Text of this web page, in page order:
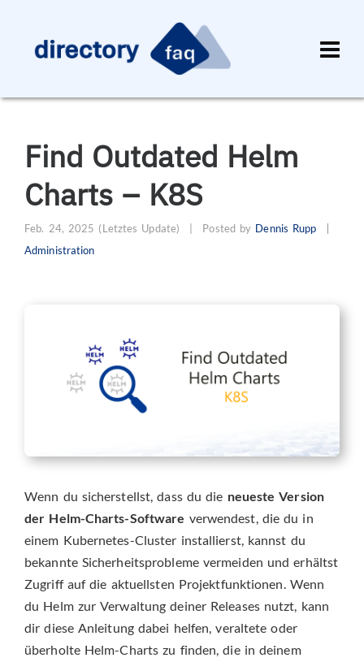
Find Outdated Helm
Charts – K8S
Feb. 24, 2025 (Letztes Update) Posted by Dennis Rupp
Administration
Wenn du sicherstellst, dass du die neueste Version
der Helm-Charts-Software verwendest, die du in
einem Kubernetes-Cluster installierst, kannst du
bekannte Sicherheitsprobleme vermeiden und erhältst
Zugriff auf die aktuellsten Projektfunktionen. Wenn
du Helm zur Verwaltung deiner Releases nutzt, kann
dir diese Anleitung dabei helfen, veraltete oder
überholte Helm-Charts zu finden, die in deinem